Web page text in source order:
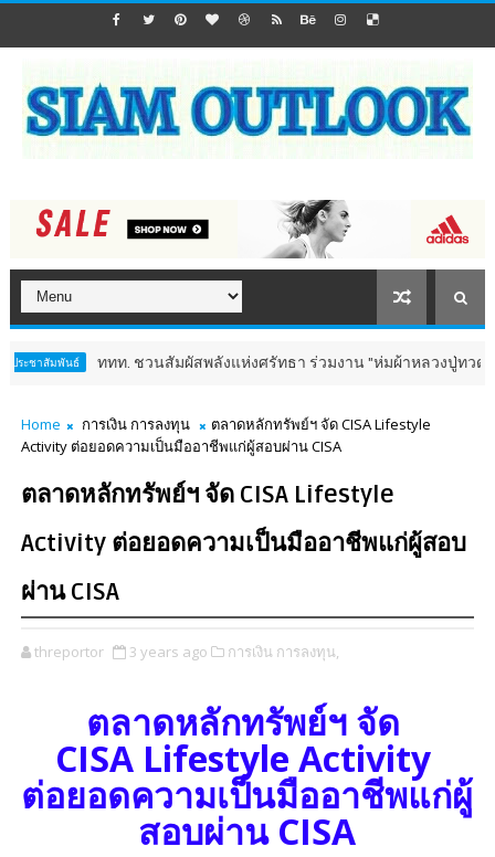
ททท. ชวนสัมผัสพลังแห่งศรัทธา ร่วมงาน "ห่มผ้าหลวงปู่ทวด ครั้งที่ 13
Home การเงิน การลงทุน
ตลาดหลักทรัพย์ฯ จัด CISA Lifestyle
Activity ต่อยอดความเป็นมืออาชีพแก่ผู้สอบผ่าน CISA
ตลาดหลักทรัพย์ฯ จัด CISA Lifestyle
Activity ต่อยอดความเป็นมืออาชีพแก่ผู้สอบ
ผ่าน CISA
threportor 3 years ago การเงิน การลงทุน,
ตลาดหลักทรัพย์ฯ จัด
CISA Lifestyle Activity
ต่อยอดความเป็นมืออาชีพแก่ผู้
สอบผ่าน CISA